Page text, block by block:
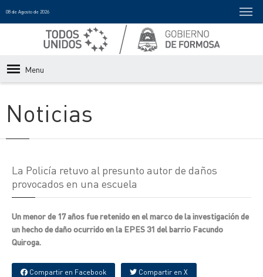
08 de Agosto de 2026
Menu
Noticias
La Policía retuvo al presunto autor de daños
provocados en una escuela
Un menor de 17 años fue retenido en el marco de la investigación de
un hecho de daño ocurrido en la EPES 31 del barrio Facundo
Quiroga.
Compartir en Facebook Compartir en X